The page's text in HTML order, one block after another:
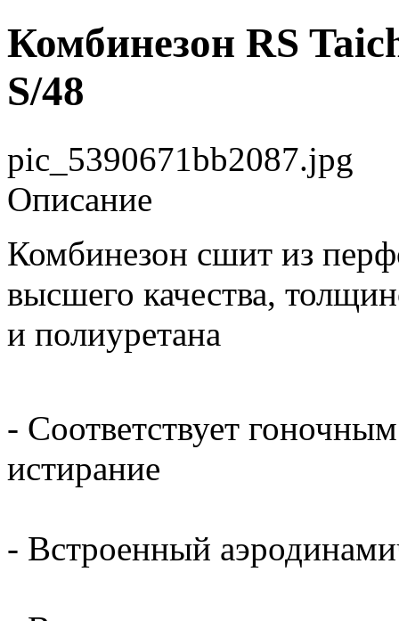
Комбинезон RS
S/48
pic_5390671bb2087.jpg
Описание
Комбинезон сшит из
высшего качества,
и полиуретана
- Соответствует
истирание
- Встроенный